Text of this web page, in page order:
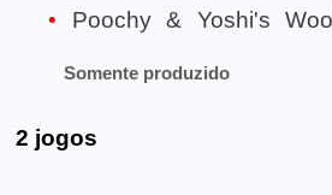
Poochy & Yoshi's
Somente produzido
2 jogos